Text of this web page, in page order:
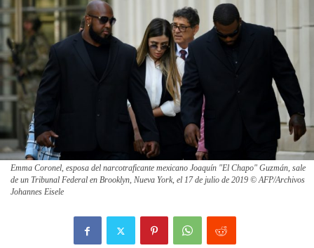
Emma Coronel, esposa del narcotraficante mexicano Joaquín "El Chapo" Guzmán, sale
de un Tribunal Federal en Brooklyn, Nueva York, el 17 de julio de 2019 © AFP/Archivos
Johannes Eisele